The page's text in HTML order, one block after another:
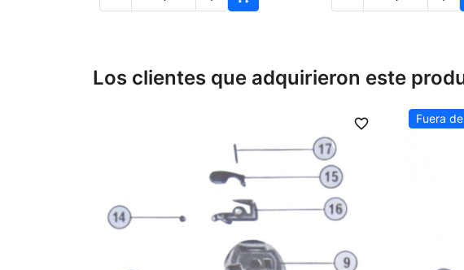
Los clientes que adquirieron este
favorite_border Fuera